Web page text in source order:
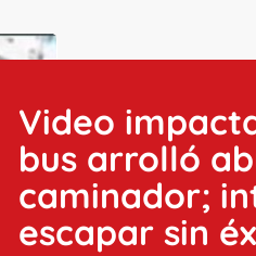
Video
bus arrolló
caminador;
escapar sin